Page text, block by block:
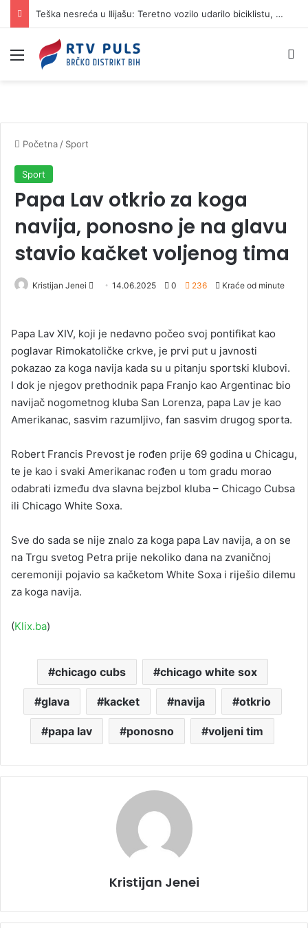
Teška nesreća u Ilijašu: Teretno vozilo udarilo biciklistu, 75-godišnjak zadržan u bolnici
Izbornik
Početna / Sport
Sport
Papa Lav otkrio za koga
navija, ponosno je na glavu
stavio kačket voljenog tima
Kristijan Jenei
d
a
n
e
m
a
l
14.06.2025 0 236 Kraće od minute
Papa Lav XIV, koji je nedavno počeo svoj pontifikat kao
poglavar Rimokatoličke crkve, je prvi put u javnosti
pokazao za koga navija kada su u pitanju sportski klubovi.
I dok je njegov prethodnik papa Franjo kao Argentinac bio
navijač nogometnog kluba San Lorenza, papa Lav je kao
Amerikanac, sasvim razumljivo, fan sasvim drugog sporta.
Robert Francis Prevost je rođen prije 69 godina u Chicagu,
te je kao i svaki Amerikanac rođen u tom gradu morao
odabrati između dva slavna bejzbol kluba – Chicago Cubsa
ili Chicago White Soxa.
Sve do sada se nije znalo za koga papa Lav navija, a on se
na Trgu svetog Petra prije nekoliko dana na zvaničnoj
ceremoniji pojavio sa kačketom White Soxa i riješio dilemu
za koga navija.
(Klix.ba)
chicago cubs chicago white sox
glava kacket navija otkrio
papa lav ponosno voljeni tim
Kristijan Jenei